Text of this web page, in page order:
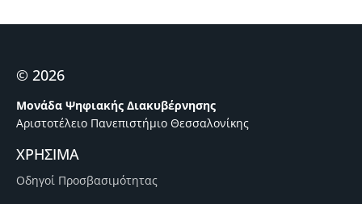
© 2026
Μονάδα Ψηφιακής Διακυβέρνησης
Αριστοτέλειο Πανεπιστήμιο Θεσσαλονίκης
ΧΡΗΣΙΜΑ
Οδηγοί Προσβασιμότητας